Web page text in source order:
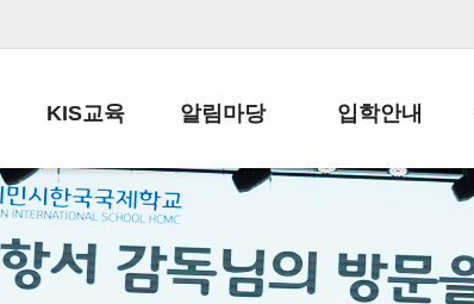
KIS교육
교육목표
학사일정
알림마당
공지사항
납부금 안내
입학안내
전-편입 서류양식